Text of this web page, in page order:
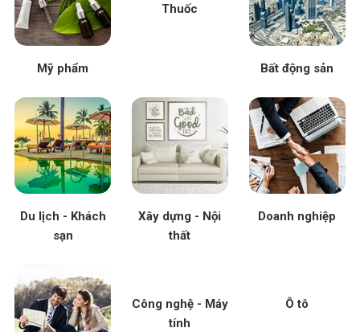
Mỹ phẩm
Thuốc
Bất động sản
Du lịch - Khách
sạn
Xây dựng - Nội
thất
Doanh nghiệp
Công nghệ - Máy
tính
Ô tô